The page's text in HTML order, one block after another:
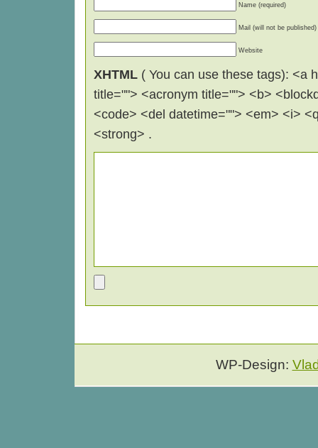
Name (required)
Mail (will not be published)
Website
XHTML ( You can use these tags): <a
title=""> <acronym title=""> <b>
<code> <del datetime=""> <em> <i>
<strong> .
WP-Design: